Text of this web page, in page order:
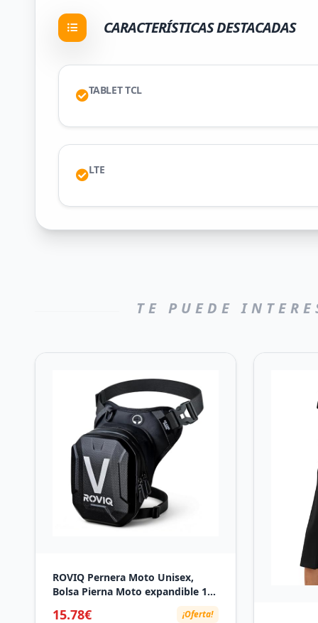
CARACTERÍSTICAS DESTACADAS
TABLET TCL
LTE
TE PUEDE
ROVIQ Pernera Moto Unisex,
Bolsa Pierna Moto expandible 10-
16 cm con 2 Compartimentos,
Frontal EVA/PU semirrígido,
15.78€ ¡Oferta!